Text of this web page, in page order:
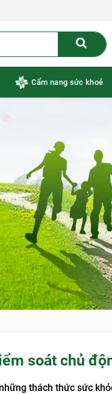
Cẩm nang sức khoẻ
soát chủ
thách thức sức